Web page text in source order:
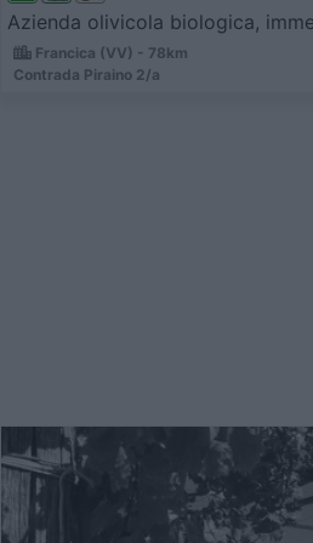
Azienda olivicola biologica,
Francica (VV) - 78km
Contrada Piraino 2/a